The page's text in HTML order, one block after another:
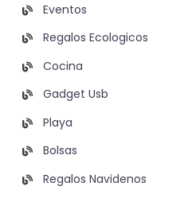
Eventos
Regalos Ecologicos
Cocina
Gadget Usb
Playa
Bolsas
Regalos Navidenos